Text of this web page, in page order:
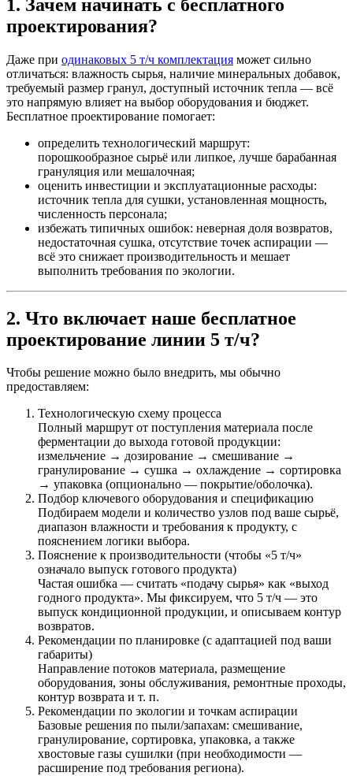
1. Зачем начинать с бесплатного
проектирования?
Даже при одинаковых 5 т/ч комплектация может сильно
отличаться: влажность сырья, наличие минеральных добавок,
требуемый размер гранул, доступный источник тепла — всё
это напрямую влияет на выбор оборудования и бюджет.
Бесплатное проектирование помогает:
определить технологический маршрут:
порошкообразное сырьё или липкое, лучше барабанная
грануляция или мешалочная;
оценить инвестиции и эксплуатационные расходы:
источник тепла для сушки, установленная мощность,
численность персонала;
избежать типичных ошибок: неверная доля возвратов,
недостаточная сушка, отсутствие точек аспирации —
всё это снижает производительность и мешает
выполнить требования по экологии.
2. Что включает наше бесплатное
проектирование линии 5 т/ч?
Чтобы решение можно было внедрить, мы обычно
предоставляем:
Технологическую схему процесса
Полный маршрут от поступления материала после
ферментации до выхода готовой продукции:
измельчение → дозирование → смешивание →
гранулирование → сушка → охлаждение → сортировка
→ упаковка (опционально — покрытие/оболочка).
Подбор ключевого оборудования и спецификацию
Подбираем модели и количество узлов под ваше сырьё,
диапазон влажности и требования к продукту, с
пояснением логики выбора.
Пояснение к производительности (чтобы «5 т/ч»
означало выпуск готового продукта)
Частая ошибка — считать «подачу сырья» как «выход
годного продукта». Мы фиксируем, что 5 т/ч — это
выпуск кондиционной продукции, и описываем контур
возвратов.
Рекомендации по планировке (с адаптацией под ваши
габариты)
Направление потоков материала, размещение
оборудования, зоны обслуживания, ремонтные проходы,
контур возврата и т. п.
Рекомендации по экологии и точкам аспирации
Базовые решения по пыли/запахам: смешивание,
гранулирование, сортировка, упаковка, а также
хвостовые газы сушилки (при необходимости —
расширение под требования региона).